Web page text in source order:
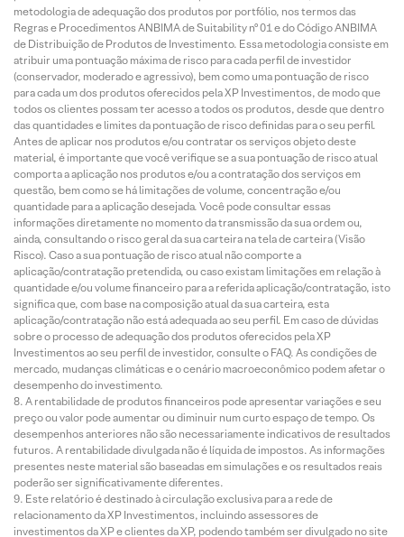
metodologia de adequação dos produtos por portfólio, nos termos das
Regras e Procedimentos ANBIMA de Suitability nº 01 e do Código ANBIMA
de Distribuição de Produtos de Investimento. Essa metodologia consiste em
atribuir uma pontuação máxima de risco para cada perfil de investidor
(conservador, moderado e agressivo), bem como uma pontuação de risco
para cada um dos produtos oferecidos pela XP Investimentos, de modo que
todos os clientes possam ter acesso a todos os produtos, desde que dentro
das quantidades e limites da pontuação de risco definidas para o seu perfil.
Antes de aplicar nos produtos e/ou contratar os serviços objeto deste
material, é importante que você verifique se a sua pontuação de risco atual
comporta a aplicação nos produtos e/ou a contratação dos serviços em
questão, bem como se há limitações de volume, concentração e/ou
quantidade para a aplicação desejada. Você pode consultar essas
informações diretamente no momento da transmissão da sua ordem ou,
ainda, consultando o risco geral da sua carteira na tela de carteira (Visão
Risco). Caso a sua pontuação de risco atual não comporte a
aplicação/contratação pretendida, ou caso existam limitações em relação à
quantidade e/ou volume financeiro para a referida aplicação/contratação, isto
significa que, com base na composição atual da sua carteira, esta
aplicação/contratação não está adequada ao seu perfil. Em caso de dúvidas
sobre o processo de adequação dos produtos oferecidos pela XP
Investimentos ao seu perfil de investidor, consulte o FAQ. As condições de
mercado, mudanças climáticas e o cenário macroeconômico podem afetar o
desempenho do investimento.
A rentabilidade de produtos financeiros pode apresentar variações e seu
preço ou valor pode aumentar ou diminuir num curto espaço de tempo. Os
desempenhos anteriores não são necessariamente indicativos de resultados
futuros. A rentabilidade divulgada não é líquida de impostos. As informações
presentes neste material são baseadas em simulações e os resultados reais
poderão ser significativamente diferentes.
Este relatório é destinado à circulação exclusiva para a rede de
relacionamento da XP Investimentos, incluindo assessores de
investimentos da XP e clientes da XP, podendo também ser divulgado no site